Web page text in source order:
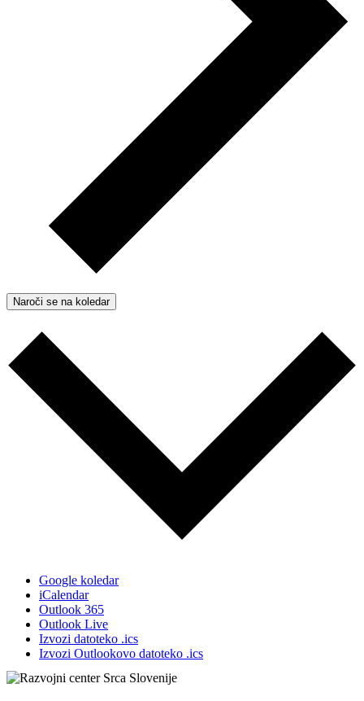
Naroči se na koledar
Google koledar
iCalendar
Outlook 365
Outlook Live
Izvozi datoteko .ics
Izvozi Outlookovo datoteko .ics